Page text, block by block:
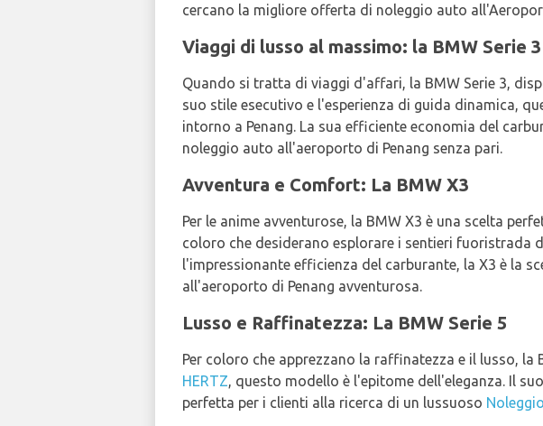
cercano la migliore offerta di noleggio auto
Viaggi di lusso al massimo: la BMW Serie 3
Quando si tratta di viaggi d'affari, la BMW Serie 3,
suo stile esecutivo e l'esperienza di guida dinamica,
intorno a Penang. La sua efficiente economia del
noleggio auto all'aeroporto di Penang senza pari.
Avventura e Comfort: La BMW X3
Per le anime avventurose, la BMW X3 è una scelta
coloro che desiderano esplorare i sentieri fuoristrada
l'impressionante efficienza del carburante, la X3 è la
all'aeroporto di Penang avventurosa.
Lusso e Raffinatezza: La BMW Serie 5
Per coloro che apprezzano la raffinatezza e il lusso, la
HERTZ, questo modello è l'epitome dell'eleganza. Il
perfetta per i clienti alla ricerca di un lussuoso